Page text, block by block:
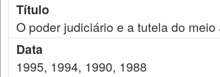
Título
O poder judiciário e a tutela do
Data
1995, 1994, 1990, 1988